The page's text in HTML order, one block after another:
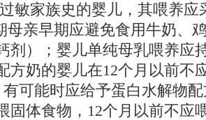
敏家族史的婴儿，其喂养应
母亲早期应避免食用牛奶、
剂）；婴儿单纯母乳喂养应
方奶的婴儿在12个月以前不
可能时应给予蛋白水解物
固体食物，12个月以前不应